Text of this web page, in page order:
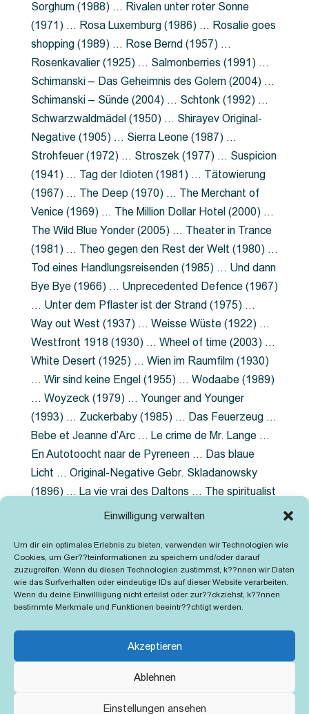
Einwilligung verwalten
Um dir ein optimales Erlebnis zu bieten, verwenden wir Technologien wie
Cookies, um Ger??teinformationen zu speichern und/oder darauf
zuzugreifen. Wenn du diesen Technologien zustimmst, k??nnen wir Daten
wie das Surfverhalten oder eindeutige IDs auf dieser Website verarbeiten.
Wenn du deine Einwillligung nicht erteilst oder zur??ckziehst, k??nnen
bestimmte Merkmale und Funktionen beeintr??chtigt werden.
Akzeptieren
Ablehnen
Einstellungen ansehen
Sorghum (1988) … Rivalen unter roter Sonne
(1971) … Rosa Luxemburg (1986) … Rosalie goes
shopping (1989) … Rose Bernd (1957) …
Rosenkavalier (1925) … Salmonberries (1991) …
Schimanski – Das Geheimnis des Golem (2004) …
Schimanski – Sünde (2004) … Schtonk (1992) …
Schwarzwaldmädel (1950) … Shirayev Original-
Negative (1905) … Sierra Leone (1987) …
Strohfeuer (1972) … Stroszek (1977) … Suspicion
(1941) … Tag der Idioten (1981) … Tätowierung
(1967) … The Deep (1970) … The Merchant of
Venice (1969) … The Million Dollar Hotel (2000) …
The Wild Blue Yonder (2005) … Theater in Trance
(1981) … Theo gegen den Rest der Welt (1980) …
Tod eines Handlungsreisenden (1985) … Und dann
Bye Bye (1966) … Unprecedented Defence (1967)
… Unter dem Pflaster ist der Strand (1975) …
Way out West (1937) … Weisse Wüste (1922) …
Westfront 1918 (1930) … Wheel of time (2003) …
White Desert (1925) … Wien im Raumfilm (1930)
… Wir sind keine Engel (1955) … Wodaabe (1989)
… Woyzeck (1979) … Younger and Younger
(1993) … Zuckerbaby (1985) … Das Feuerzeug …
Bebe et Jeanne d’Arc … Le crime de Mr. Lange …
En Autotoocht naar de Pyreneen … Das blaue
Licht … Original-Negative Gebr. Skladanowsky
(1896) … La vie vrai des Daltons … The spiritualist
photographer … Feuer im Fjord … The Song of the
Grubenlampe … Tolstoy … Grün ist die Heide …
Lady Hamilton … Mütter verzaget nicht …
Ruttmann Werbefilme